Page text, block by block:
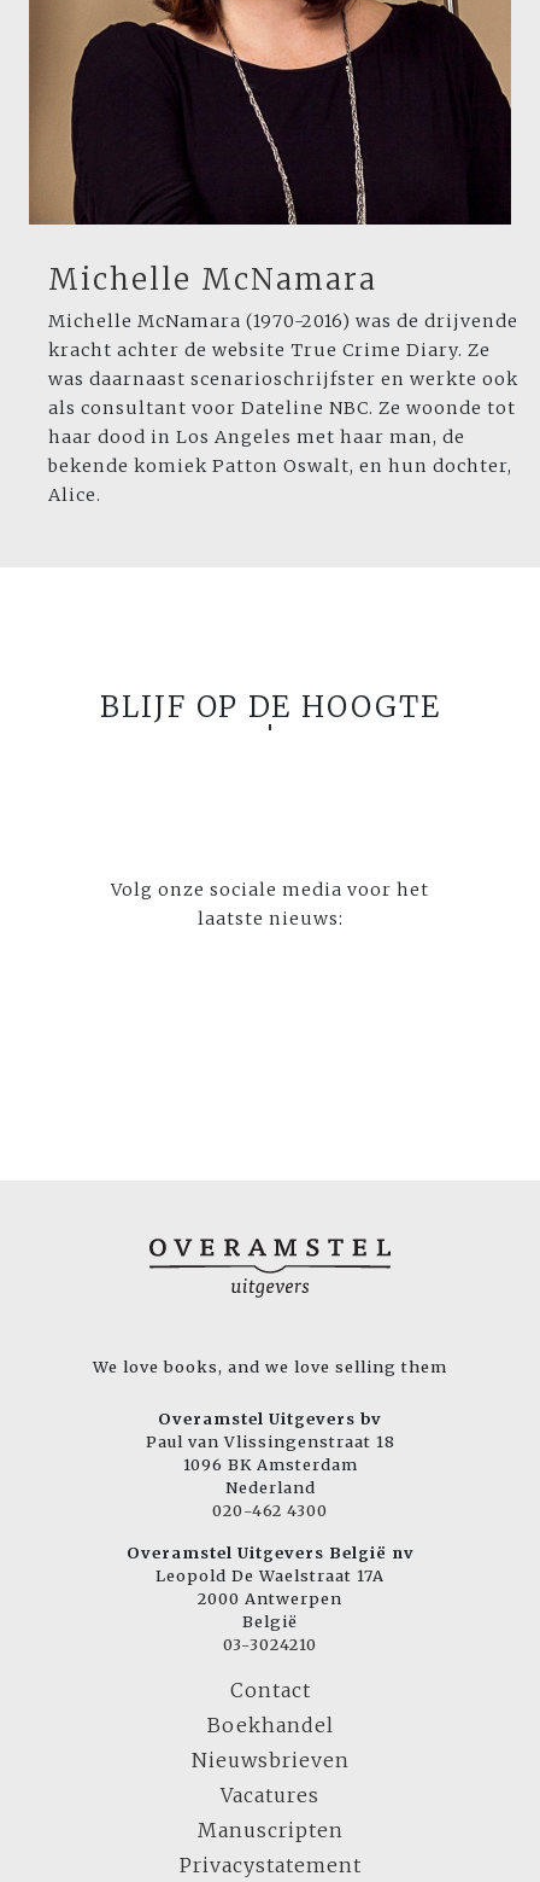
Michelle McNamara
Michelle McNamara (1970-2016) was de drijvende
kracht achter de website True Crime Diary. Ze
was daarnaast scenarioschrijfster en werkte ook
als consultant voor Dateline NBC. Ze woonde tot
haar dood in Los Angeles met haar man, de
bekende komiek Patton Oswalt, en hun dochter,
Alice.
BLIJF OP DE HOOGTE
Volg onze sociale media voor het
laatste nieuws:
We love books, and we love selling them
Overamstel Uitgevers bv
Paul van Vlissingenstraat 18
1096 BK Amsterdam
Nederland
020-462 4300
Overamstel Uitgevers België nv
Leopold De Waelstraat 17A
2000 Antwerpen
België
03-3024210
Contact
Boekhandel
Nieuwsbrieven
Vacatures
Manuscripten
Privacystatement